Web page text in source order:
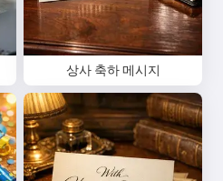
상사 축하 메시지
세요 👋
고, 시와 축하 메시
있어요 🥰
해보기